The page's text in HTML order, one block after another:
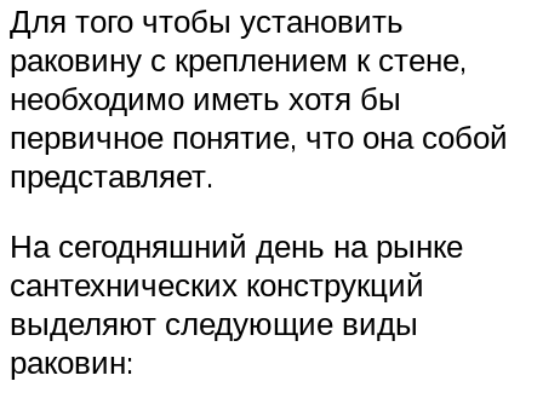
Для того чтобы установить
раковину с креплением к стене,
необходимо иметь хотя бы
первичное понятие, что она собой
представляет.
На сегодняшний день на рынке
сантехнических конструкций
выделяют следующие виды
раковин: